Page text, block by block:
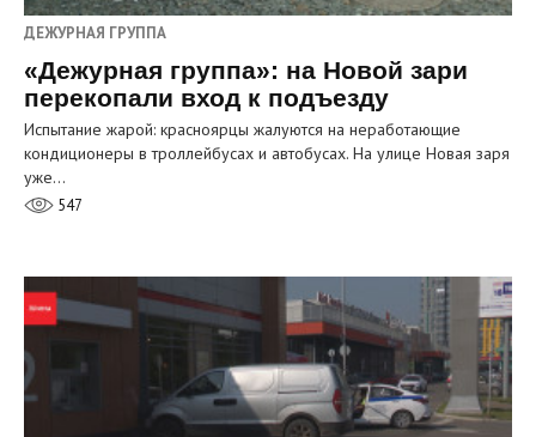
ДЕЖУРНАЯ ГРУППА
«Дежурная группа»: на Новой зари
перекопали вход к подъезду
Испытание жарой: красноярцы жалуются на неработающие
кондиционеры в троллейбусах и автобусах. На улице Новая заря
уже…
547